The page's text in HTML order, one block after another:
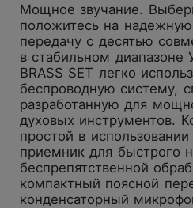
Мощное звучание.
положитесь на
передачу с десятью
в стабильном диапазоне
BRASS SET легко
беспроводную систему,
разработанную для
духовых инструментов.
простой в
приемник для быстрого
беспрепятственной
компактный поясной
конденсаторный